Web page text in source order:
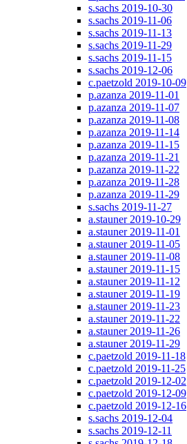
s.sachs 2019-10-30
s.sachs 2019-11-06
s.sachs 2019-11-13
s.sachs 2019-11-29
s.sachs 2019-11-15
s.sachs 2019-12-06
c.paetzold 2019-10-09
p.azanza 2019-11-01
p.azanza 2019-11-07
p.azanza 2019-11-08
p.azanza 2019-11-14
p.azanza 2019-11-15
p.azanza 2019-11-21
p.azanza 2019-11-22
p.azanza 2019-11-28
p.azanza 2019-11-29
s.sachs 2019-11-27
a.stauner 2019-10-29
a.stauner 2019-11-01
a.stauner 2019-11-05
a.stauner 2019-11-08
a.stauner 2019-11-15
a.stauner 2019-11-12
a.stauner 2019-11-19
a.stauner 2019-11-23
a.stauner 2019-11-22
a.stauner 2019-11-26
a.stauner 2019-11-29
c.paetzold 2019-11-18
c.paetzold 2019-11-25
c.paetzold 2019-12-02
c.paetzold 2019-12-09
c.paetzold 2019-12-16
s.sachs 2019-12-04
s.sachs 2019-12-11